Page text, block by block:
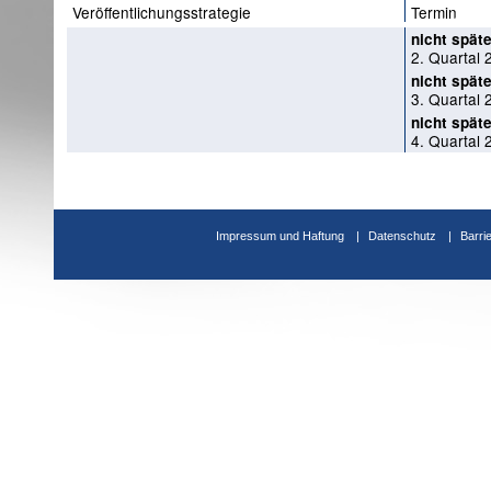
Veröffentlichungsstrategie Termin
nicht
2. Quartal
nicht
3. Quartal
nicht
4. Quartal
Impressum und Haftung Datenschutz